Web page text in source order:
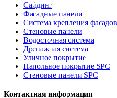
Сайдинг
Фасадные панели
Система крепления фасадов
Стеновые панели
Водосточная система
Дренажная система
Уличное покрытие
Напольное покрытие SPC
Стеновые панели SPC
Контактная информация